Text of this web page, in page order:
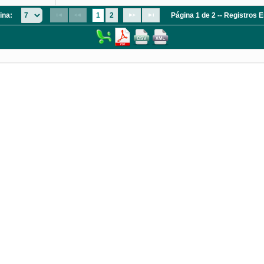
1 2 Página 1 de 2 -- Registros